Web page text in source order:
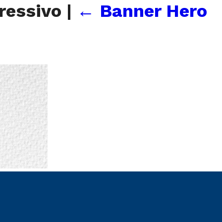
| ← Banner Hero